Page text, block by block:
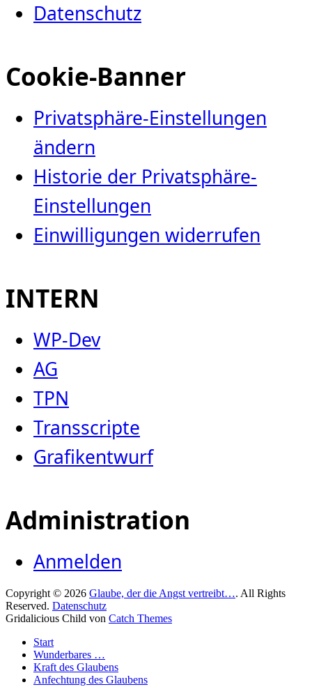
Datenschutz
Cookie-Banner
Privatsphäre-Einstellungen
ändern
Historie der Privatsphäre-
Einstellungen
Einwilligungen widerrufen
INTERN
WP-Dev
AG
TPN
Transscripte
Grafikentwurf
Administration
Anmelden
Copyright © 2026 Glaube, der die Angst vertreibt…. All Rights
Reserved. Datenschutz
Gridalicious Child von Catch Themes
oben
scrollen
Start
Wunderbares …
Kraft des Glaubens
Anfechtung des Glaubens